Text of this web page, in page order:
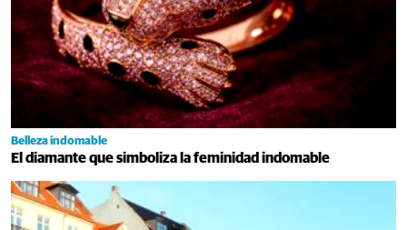
Belleza indomable
El diamante que simboliza la feminidad indomable